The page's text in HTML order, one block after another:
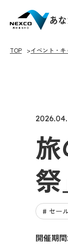
あ
TOP イベント・
祭
# セー
開催期間